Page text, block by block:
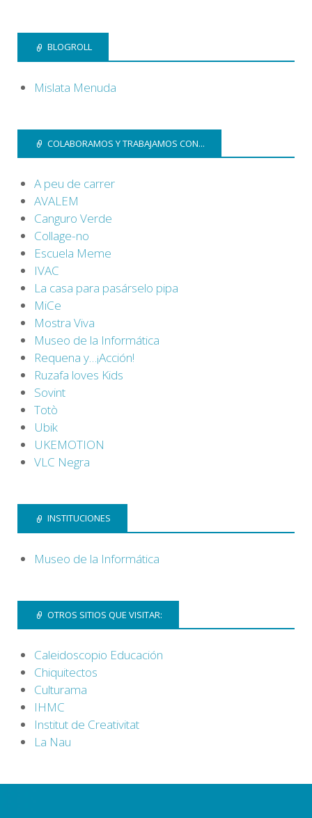
BLOGROLL
Mislata Menuda
COLABORAMOS Y TRABAJAMOS CON...
A peu de carrer
AVALEM
Canguro Verde
Collage-no
Escuela Meme
IVAC
La casa para pasárselo pipa
MiCe
Mostra Viva
Museo de la Informática
Requena y…¡Acción!
Ruzafa loves Kids
Sovint
Totò
Ubik
UKEMOTION
VLC Negra
INSTITUCIONES
Museo de la Informática
OTROS SITIOS QUE VISITAR:
Caleidoscopio Educación
Chiquitectos
Culturama
IHMC
Institut de Creativitat
La Nau